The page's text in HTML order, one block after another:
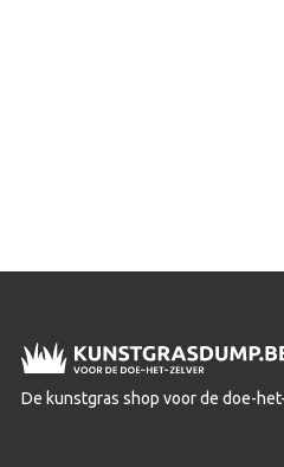
De kunstgras shop voor de doe-